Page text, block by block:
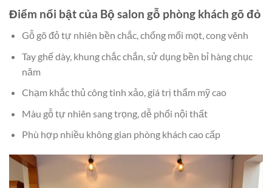
Điểm nổi bật của Bộ salon gỗ phòng khách gõ đỏ
Gỗ gõ đỏ tự nhiên bền chắc, chống mối mọt, cong vênh
Tay ghế dày, khung chắc chắn, sử dụng bền bỉ hàng chục
năm
Chạm khắc thủ công tinh xảo, giá trị thẩm mỹ cao
Màu gỗ tự nhiên sang trọng, dễ phối nội thất
Phù hợp nhiều không gian phòng khách cao cấp